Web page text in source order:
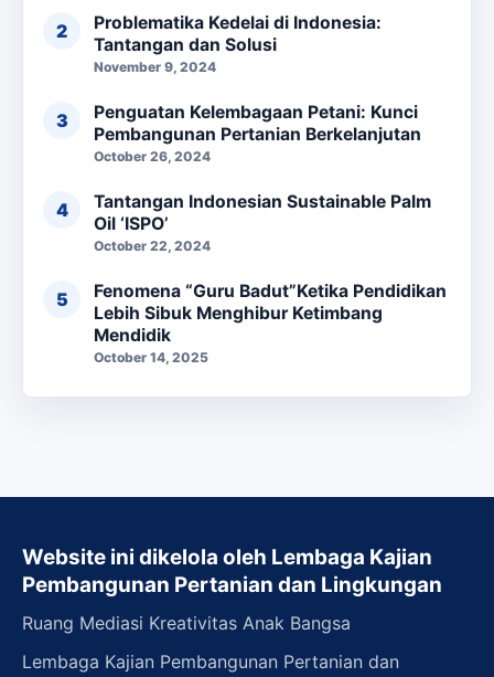
Problematika Kedelai di Indonesia:
Tantangan dan Solusi
November 9, 2024
Penguatan Kelembagaan Petani: Kunci
Pembangunan Pertanian Berkelanjutan
October 26, 2024
Tantangan Indonesian Sustainable Palm
Oil ‘ISPO’
October 22, 2024
Fenomena “Guru Badut”Ketika Pendidikan
Lebih Sibuk Menghibur Ketimbang
Mendidik
October 14, 2025
Website ini dikelola oleh Lembaga Kajian
Pembangunan Pertanian dan Lingkungan
Ruang Mediasi Kreativitas Anak Bangsa
Lembaga Kajian Pembangunan Pertanian dan